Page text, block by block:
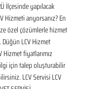
İlçesinde yapılacak
arıyorsanız? En
özel çözümlerle hizmet
Düğün LCV Hizmet
Hizmet fiyatlarımız
için talep oluşturabilir
LCV Servisi LCV